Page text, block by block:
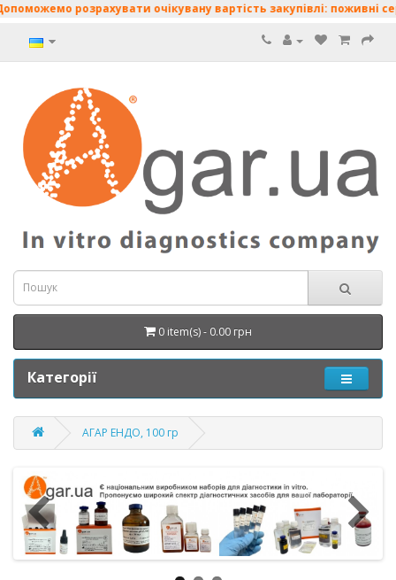
розрахувати очікувану вартість закупівлі: поживні
0 item(s) - 0.00 грн
Категорії
АГАР ЕНДО, 100 гр